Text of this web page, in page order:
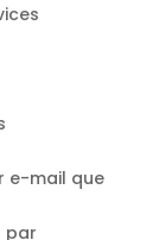
e-mail que
par